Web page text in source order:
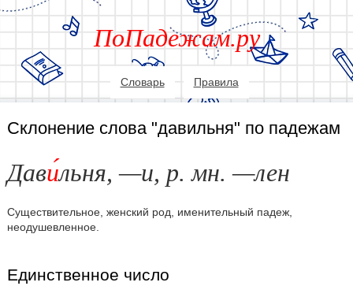
ПоПадежам.ру
Словарь Правила
Склонение слова "давильня" по падежам
Давильня, —и, р. мн. —лен
Существительное, женский род, именительный падеж,
неодушевленное.
Единственное число